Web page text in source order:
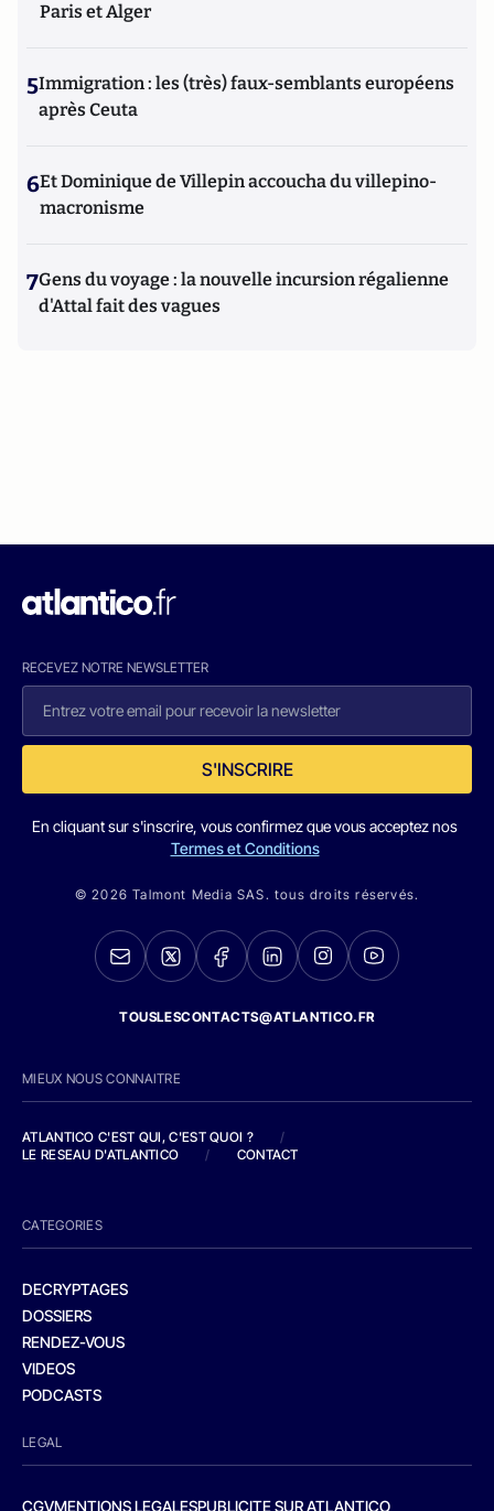
Paris et Alger
5Immigration : les (très) faux-semblants européens
après Ceuta
6Et Dominique de Villepin accoucha du villepino-
macronisme
7Gens du voyage : la nouvelle incursion régalienne
d'Attal fait des vagues
RECEVEZ NOTRE NEWSLETTER
S'INSCRIRE
En cliquant sur s'inscrire, vous confirmez que vous acceptez nos
Termes et Conditions
© 2026 Talmont Media SAS. tous droits réservés.
TOUSLESCONTACTS@ATLANTICO.FR
MIEUX NOUS CONNAITRE
ATLANTICO C'EST QUI, C'EST QUOI ?
/
LE RESEAU D'ATLANTICO
/ CONTACT
CATEGORIES
DECRYPTAGES
DOSSIERS
RENDEZ-VOUS
VIDEOS
PODCASTS
LEGAL
CGVMENTIONS LEGALESPUBLICITE SUR ATLANTICO